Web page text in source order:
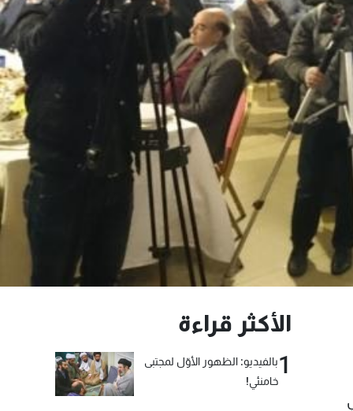
الأكثر قراءة
1بالفيديو: الظهور الأوّل لمجتبى
خامنئي!